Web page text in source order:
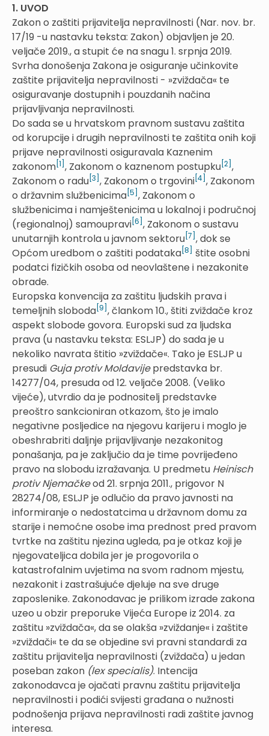
1. UVOD
Zakon o zaštiti prijavitelja nepravilnosti (Nar. nov. br.
17/19 -u nastavku teksta: Zakon) objavljen je 20.
veljače 2019., a stupit će na snagu 1. srpnja 2019.
Svrha donošenja Zakona je osiguranje učinkovite
zaštite prijavitelja nepravilnosti - »zviždača« te
osiguravanje dostupnih i pouzdanih načina
prijavljivanja nepravilnosti.
Do sada se u hrvatskom pravnom sustavu zaštita
od korupcije i drugih nepravilnosti te zaštita onih koji
prijave nepravilnosti osiguravala Kaznenim
zakonom [1] , Zakonom o kaznenom postupku [2] ,
Zakonom o radu [3] , Zakonom o trgovini [4] , Zakonom
o državnim službenicima [5] , Zakonom o
službenicima i namještenicima u lokalnoj i područnoj
(regionalnoj) samoupravi [6] , Zakonom o sustavu
unutarnjih kontrola u javnom sektoru [7] , dok se
Općom uredbom o zaštiti podataka [8]
štite osobni
podatci fizičkih osoba od neovlaštene i nezakonite
obrade.
Europska konvencija za zaštitu ljudskih prava i
temeljnih sloboda [9] , člankom 10., štiti zviždače kroz
aspekt slobode govora. Europski sud za ljudska
prava (u nastavku teksta: ESLJP) do sada je u
nekoliko navrata štitio »zviždače«. Tako je ESLJP u
presudi Guja protiv Moldavijepredstavka br.
14277/04, presuda od 12. veljače 2008. (Veliko
vijeće), utvrdio da je podnositelj predstavke
preoštro sankcioniran otkazom, što je imalo
negativne posljedice na njegovu karijeru i moglo je
obeshrabriti daljnje prijavljivanje nezakonitog
ponašanja, pa je zaključio da je time povrijeđeno
pravo na slobodu izražavanja. U predmetu Heinisch
protiv Njemačkeod 21. srpnja 2011., prigovor N
28274/08, ESLJP je odlučio da pravo javnosti na
informiranje o nedostatcima u državnom domu za
starije i nemoćne osobe ima prednost pred pravom
tvrtke na zaštitu njezina ugleda, pa je otkaz koji je
njegovateljica dobila jer je progovorila o
katastrofalnim uvjetima na svom radnom mjestu,
nezakonit i zastrašujuće djeluje na sve druge
zaposlenike. Zakonodavac je prilikom izrade zakona
uzeo u obzir preporuke Vijeća Europe iz 2014. za
zaštitu »zviždača«, da se olakša »zviždanje« i zaštite
»zviždači« te da se objedine svi pravni standardi za
zaštitu prijavitelja nepravilnosti (zviždača) u jedan
poseban zakon (lex specialis). Intencija
zakonodavca je ojačati pravnu zaštitu prijavitelja
nepravilnosti i podići svijesti građana o nužnosti
podnošenja prijava nepravilnosti radi zaštite javnog
interesa.